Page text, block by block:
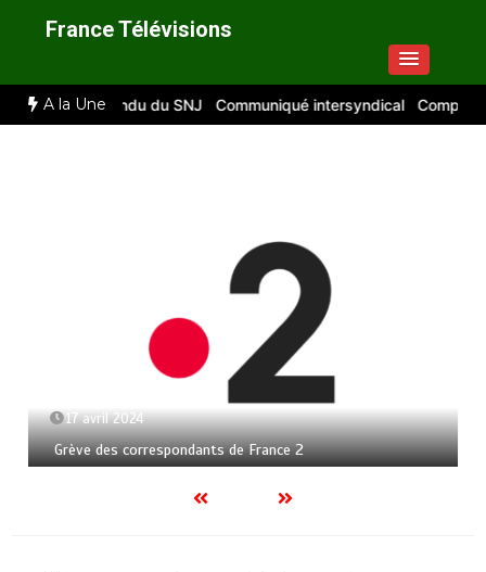
France Télévisions
A la Une
: compte rendu du SNJ Communiqué intersyndical Compte-
17 avril 2024
Grève des correspondants de France 2